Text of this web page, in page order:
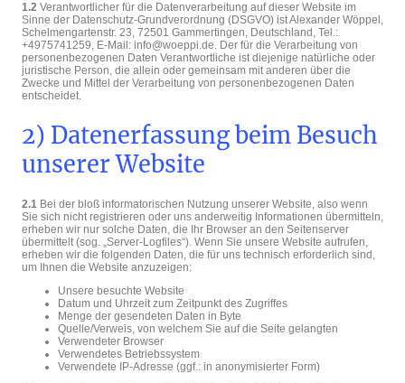
1.2 Verantwortlicher für die Datenverarbeitung auf dieser Website im
Sinne der Datenschutz-Grundverordnung (DSGVO) ist Alexander Wöppel,
Schelmengartenstr. 23, 72501 Gammertingen, Deutschland, Tel.:
+4975741259, E-Mail: info@woeppi.de. Der für die Verarbeitung von
personenbezogenen Daten Verantwortliche ist diejenige natürliche oder
juristische Person, die allein oder gemeinsam mit anderen über die
Zwecke und Mittel der Verarbeitung von personenbezogenen Daten
entscheidet.
2) Datenerfassung beim Besuch
unserer Website
2.1 Bei der bloß informatorischen Nutzung unserer Website, also wenn
Sie sich nicht registrieren oder uns anderweitig Informationen übermitteln,
erheben wir nur solche Daten, die Ihr Browser an den Seitenserver
übermittelt (sog. „Server-Logfiles“). Wenn Sie unsere Website aufrufen,
erheben wir die folgenden Daten, die für uns technisch erforderlich sind,
um Ihnen die Website anzuzeigen:
Unsere besuchte Website
Datum und Uhrzeit zum Zeitpunkt des Zugriffes
Menge der gesendeten Daten in Byte
Quelle/Verweis, von welchem Sie auf die Seite gelangten
Verwendeter Browser
Verwendetes Betriebssystem
Verwendete IP-Adresse (ggf.: in anonymisierter Form)